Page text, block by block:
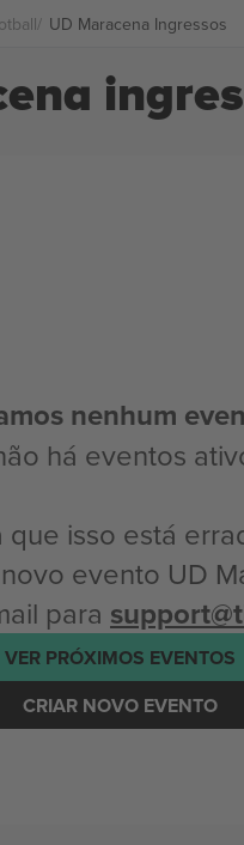
UD Maracena Ingressos
nenhum
há eventos
que isso está
evento UD
para
VER PRÓXIMOS EVENTOS
CRIAR NOVO EVENTO